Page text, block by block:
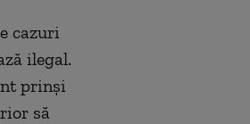
cazuri
ilegal.
prinși
să